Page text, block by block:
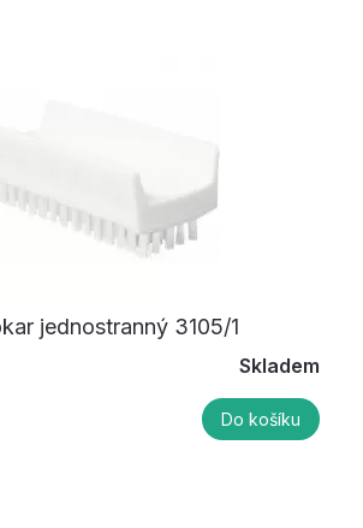
jednostranný 3105/1
Skladem
Do košíku